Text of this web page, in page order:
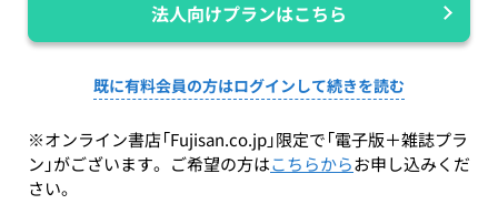
法人向けプランはこちら
既に有料会員の方はログインして続きを読む
※オンライン書店「Fujisan.co.jp」限定で「電子版＋雑誌プラ
ン」がございます。ご希望の方はこちらからお申し込みくだ
さい。